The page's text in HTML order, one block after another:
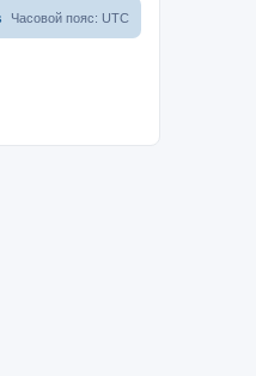
Часовой пояс: UTC